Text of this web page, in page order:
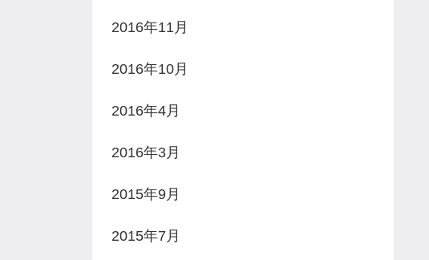
2016年11月
2016年10月
2016年4月
2016年3月
2015年9月
2015年7月